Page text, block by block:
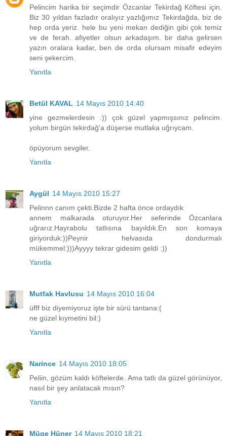
Pelincim harika bir seçimdir Özcanlar Tekirdağ Köftesi için.
Biz 30 yıldan fazladır oralıyız yazlığımız Tekirdağda, biz de
hep orda yeriz. hele bu yeni mekan dediğin gibi çok temiz
ve de ferah. afiyetler olsun arkadaşım. bir daha gelirsen
yazın oralara kadar, ben de orda olursam misafir edeyim
seni şekercim.
Yanıtla
Betül KAVAL 14 Mayıs 2010 14:40
yine gezmelerdesin :)) çok güzel yapmışsınız pelincim.
yolum birgün tekirdağ'a düşerse mutlaka uğrıycam.
öpüyorum sevgiler.
Yanıtla
Aygül 14 Mayıs 2010 15:27
Pelinnn canım çekti.Bizde 2 hafta önce ordaydık
annem malkarada oturuyor.Her seferinde Özcanlara
uğrarız.Hayrabolu tatlısına bayıldık.En son komaya
giriyorduk:))Peynir helvasıda dondurmalı
mükemmel:)))Ayyyy tekrar gidesim geldi :))
Yanıtla
Mutfak Havlusu 14 Mayıs 2010 16:04
üfff biz diyemiyoruz işte bir sürü tantana:(
ne güzel kıymetini bil:)
Yanıtla
Narince 14 Mayıs 2010 18:05
Peliin, gözüm kaldı köftelerde. Ama tatlı da güzel görünüyor,
nasıl bir şey anlatacak mısın?
Yanıtla
Müge Hüner 14 Mayıs 2010 18:21